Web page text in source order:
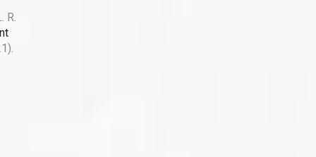
R.